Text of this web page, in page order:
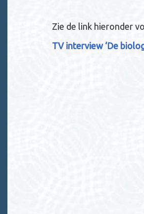
Zie de link hieronder
TV interview ‘De